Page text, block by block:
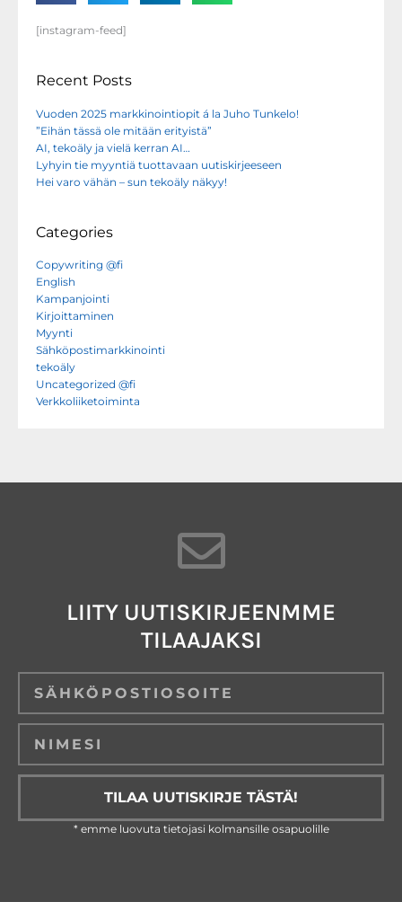
[instagram-feed]
Recent Posts
Vuoden 2025 markkinointiopit á la Juho Tunkelo!
”Eihän tässä ole mitään erityistä”
AI, tekoäly ja vielä kerran AI…
Lyhyin tie myyntiä tuottavaan uutiskirjeeseen
Hei varo vähän – sun tekoäly näkyy!
Categories
Copywriting @fi
English
Kampanjointi
Kirjoittaminen
Myynti
Sähköpostimarkkinointi
tekoäly
Uncategorized @fi
Verkkoliiketoiminta
LIITY UUTISKIRJEENMME
TILAAJAKSI
TILAA UUTISKIRJE TÄSTÄ!
* emme luovuta tietojasi kolmansille osapuolille